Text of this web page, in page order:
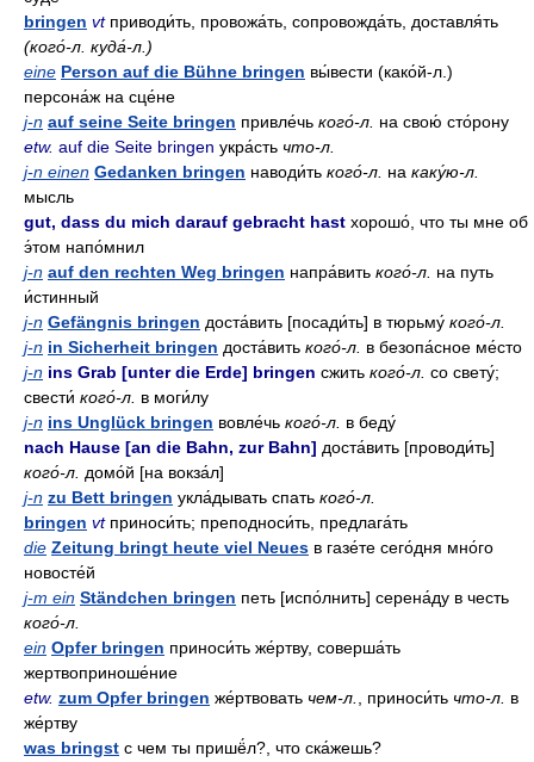
bringen vtприводи́ть, провожа́ть, сопровожда́ть, доставля́ть
(кого́-л. куда́-л.)
eine Person auf die Bühne bringen вы́вести (како́й-л.)
персона́ж на сце́не
j-n auf seine Seite bringen привле́чь кого́-л. на свою́ сто́рону
etw. auf die Seite bringen укра́сть что-л.
j-n einen Gedanken bringen наводи́ть кого́-л. на каку́ю-л.
мысль
gut, dass du mich darauf gebracht hast хорошо́, что ты мне об
э́том напо́мнил
j-n auf den rechten Weg bringen напра́вить кого́-л. на путь
и́стинный
j-n Gefängnis bringen доста́вить [посади́ть] в тюрьму́ кого́-л.
j-n in Sicherheit bringen доста́вить кого́-л. в безопа́сное ме́сто
j-n ins Grab [unter die Erde] bringen сжить кого́-л. со свету́;
свести́ кого́-л. в моги́лу
j-n ins Unglück bringen вовле́чь кого́-л. в беду́
nach Hause [an die Bahn, zur Bahn] доста́вить [проводи́ть]
кого́-л. домо́й [на вокза́л]
j-n zu Bett bringen укла́дывать спать кого́-л.
bringen vtприноси́ть; преподноси́ть, предлага́ть
die Zeitung bringt heute viel Neues в газе́те сего́дня мно́го
новосте́й
j-m ein Ständchen bringen петь [испо́лнить] серена́ду в честь
кого́-л.
ein Opfer bringen приноси́ть же́ртву, соверша́ть
жертвоприноше́ние
etw. zum Opfer bringen же́ртвовать чем-л. , приноси́ть что-л. в
же́ртву
was bringst с чем ты пришё́л?, что ска́жешь?